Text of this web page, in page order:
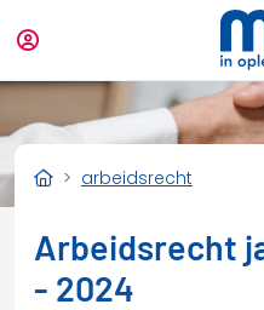
arbeidsrecht
Arbeidsrecht
- 2024